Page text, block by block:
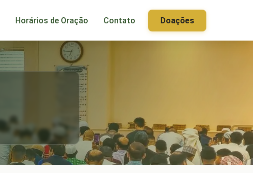
Horários de Oração Contato Doações